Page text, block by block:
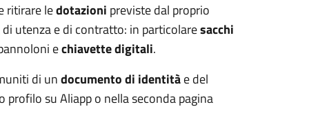
ritirare ledotazioni previste dal proprio
utenza e di contratto: in particolaresacchi
echiavette digitali.
di undocumento di identitàe del
profilo su Aliapp o nella seconda pagina